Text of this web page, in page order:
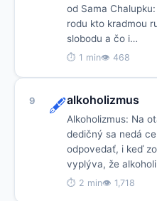
od Sama
rodu kto kradmou
slobodu a čo i…
⏱ 1 min👁 468
9 🖋️alkoholizmus
Alkoholizmus: Na
dedičný sa nedá
odpovedať, i keď
vyplýva, že
⏱ 2 min👁 1,718